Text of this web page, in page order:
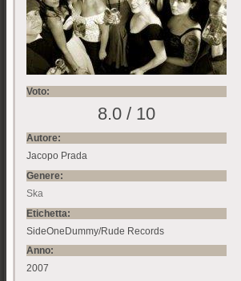
Voto:
8.0 / 10
Autore:
Jacopo Prada
Genere:
Ska
Etichetta:
SideOneDummy/Rude Records
Anno:
2007